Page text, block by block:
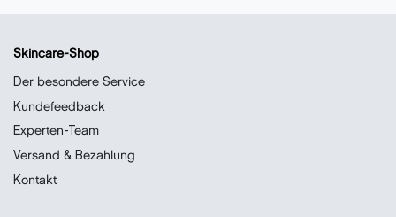
Skincare-Shop
Der besondere Service
Kundefeedback
Experten-Team
Versand & Bezahlung
Kontakt